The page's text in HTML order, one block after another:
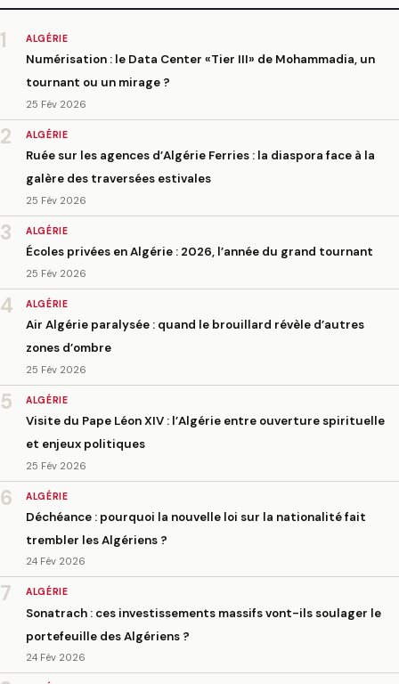
1 ALGÉRIE
Numérisation : le Data Center «Tier III» de Mohammadia, un
tournant ou un mirage ?
25 Fév 2026
2 ALGÉRIE
Ruée sur les agences d’Algérie Ferries : la diaspora face à la
galère des traversées estivales
25 Fév 2026
3 ALGÉRIE
Écoles privées en Algérie : 2026, l’année du grand tournant
25 Fév 2026
4 ALGÉRIE
Air Algérie paralysée : quand le brouillard révèle d’autres
zones d’ombre
25 Fév 2026
5 ALGÉRIE
Visite du Pape Léon XIV : l’Algérie entre ouverture spirituelle
et enjeux politiques
25 Fév 2026
6 ALGÉRIE
Déchéance : pourquoi la nouvelle loi sur la nationalité fait
trembler les Algériens ?
24 Fév 2026
7 ALGÉRIE
Sonatrach : ces investissements massifs vont-ils soulager le
portefeuille des Algériens ?
24 Fév 2026